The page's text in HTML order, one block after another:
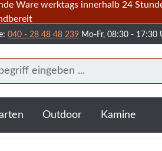
Ware werktags innerhalb 24
040 - 28 48 48 239 Mo-Fr, 08:30 - 17:30
Outdoor Kamine